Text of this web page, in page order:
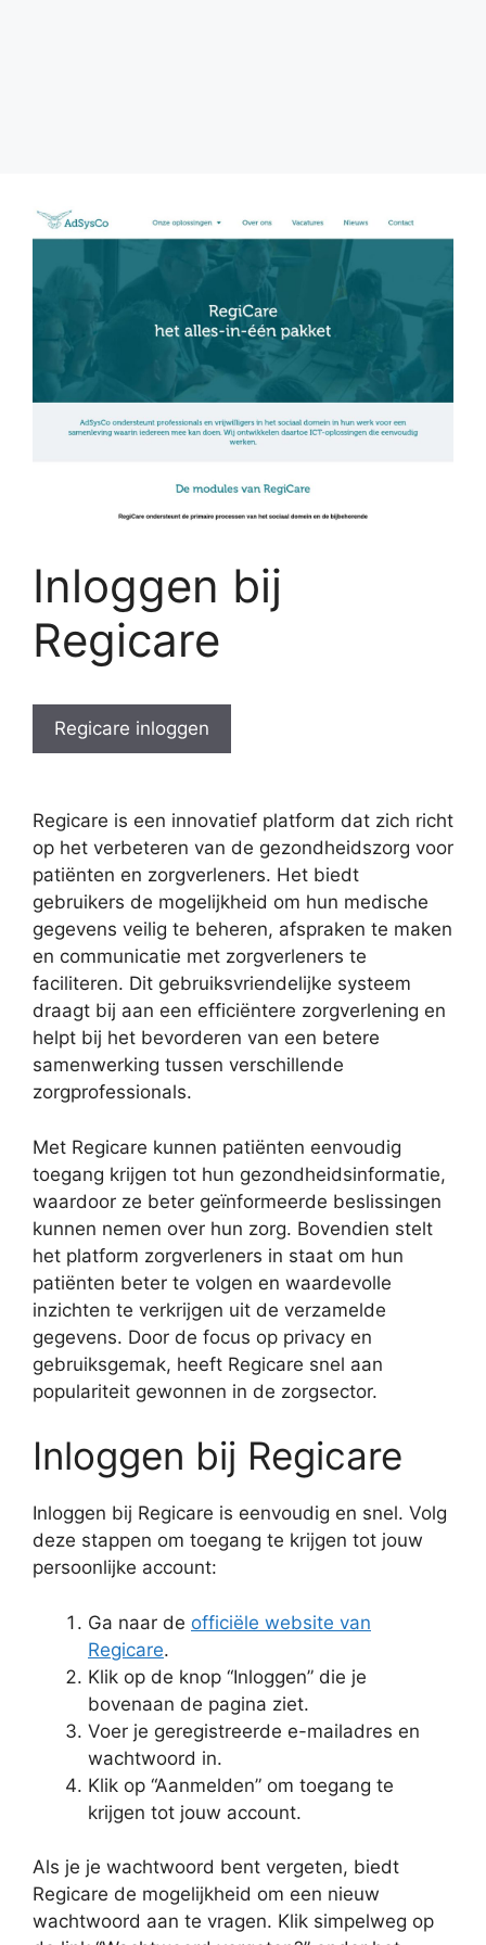
Inloggen bij
Regicare
Regicare inloggen
Regicare is een innovatief platform dat zich richt
op het verbeteren van de gezondheidszorg voor
patiënten en zorgverleners. Het biedt
gebruikers de mogelijkheid om hun medische
gegevens veilig te beheren, afspraken te maken
en communicatie met zorgverleners te
faciliteren. Dit gebruiksvriendelijke systeem
draagt bij aan een efficiëntere zorgverlening en
helpt bij het bevorderen van een betere
samenwerking tussen verschillende
zorgprofessionals.
Met Regicare kunnen patiënten eenvoudig
toegang krijgen tot hun gezondheidsinformatie,
waardoor ze beter geïnformeerde beslissingen
kunnen nemen over hun zorg. Bovendien stelt
het platform zorgverleners in staat om hun
patiënten beter te volgen en waardevolle
inzichten te verkrijgen uit de verzamelde
gegevens. Door de focus op privacy en
gebruiksgemak, heeft Regicare snel aan
populariteit gewonnen in de zorgsector.
Inloggen bij Regicare
Inloggen bij Regicare is eenvoudig en snel. Volg
deze stappen om toegang te krijgen tot jouw
persoonlijke account:
Ga naar de officiële website van
Regicare.
Klik op de knop “Inloggen” die je
bovenaan de pagina ziet.
Voer je geregistreerde e-mailadres en
wachtwoord in.
Klik op “Aanmelden” om toegang te
krijgen tot jouw account.
Als je je wachtwoord bent vergeten, biedt
Regicare de mogelijkheid om een nieuw
wachtwoord aan te vragen. Klik simpelweg op